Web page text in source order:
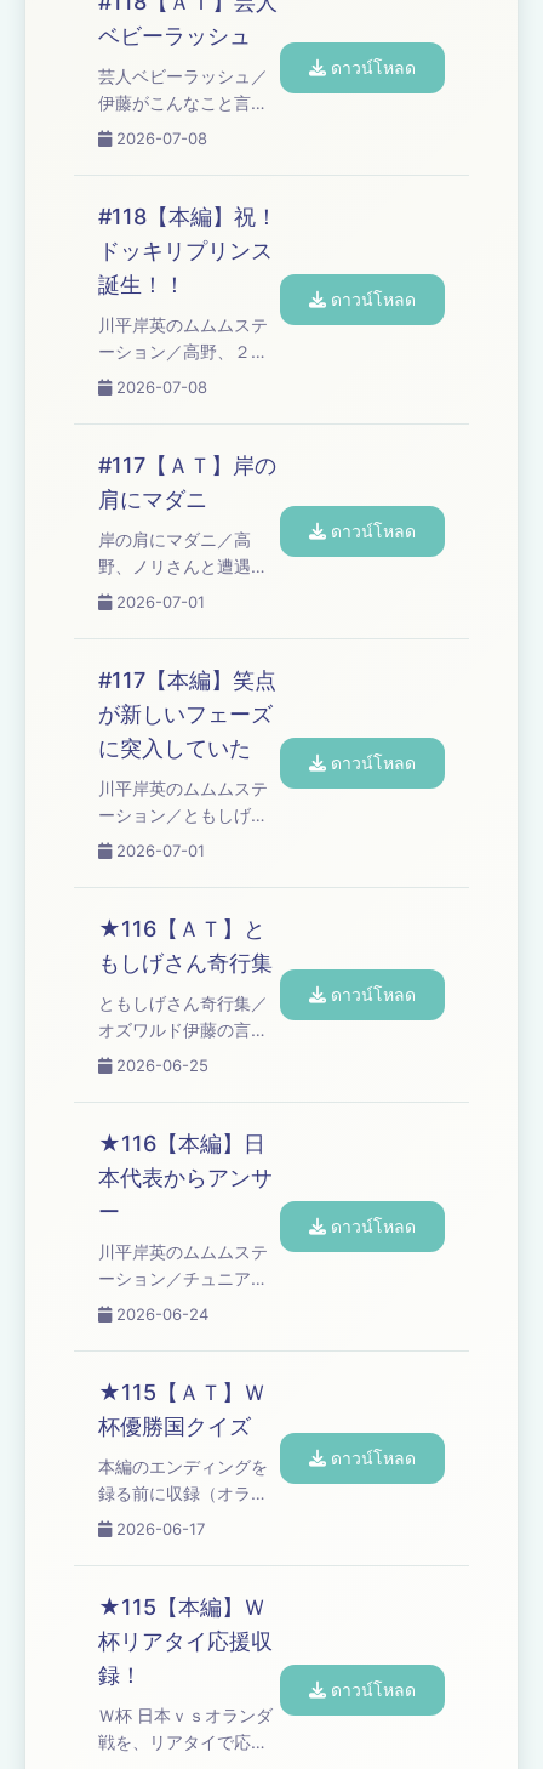
みかわさん、しんいち
さんからのお祝い／コ
ーナー「高野ブルドッ
グのブチギレ漫談」／
高野アディショナルタ
your ad choices. Visit
podcastchoices.com/adchoices
ベビーラッシュ
芸人ベビーラッシュ／
伊藤がこんなこと言っ
てました／コーナー
い訳」 Learn more
about your ad choices.
podcastchoices.com/adchoices
2026-07-08
ดาวน์โหลด
#118【本編】祝！
ドッキリプリンス
誕生！！
川平岸英のムムムステ
ーション／高野、２度
目のバナナムーン出演
／出産シーン再現／ビ
ッ喝出産／子供の名前
／これからＮＧになる
エピソード／コーナー
「高野正成のなんてっ
たって芸人魂!!」／高野
アディショナルタイム
ad choices. Visit
podcastchoices.com/adchoices
2026-07-08
ดาวน์โหลด
#117【ＡＴ】岸の
肩にマダニ
岸の肩にマダニ／高
野、ノリさんと遭遇／
コーナー「オズワルド
more about your ad
choices. Visit
podcastchoices.com/adchoices
2026-07-01
ดาวน์โหลด
#117【本編】笑点
が新しいフェーズ
に突入していた
川平岸英のムムムステ
ーション／ともしげさ
ん／笑点が新しいフェ
「ゴッドタン」での岸
のスタンス／コーナー
『高野ブルドッグのブ
チギレ漫談』／高野ア
ディショナルタイム
Learn more about your
ad choices. Visit
2026-07-01
ดาวน์โหลด
★116【ＡＴ】と
もしげさん奇行集
ともしげさん奇行集／
オズワルド伊藤の言い
訳 Learn more about
podcastchoices.com/adchoices
2026-06-25
ดาวน์โหลด
★116【本編】日
本代表からアンサ
ー
川平岸英のムムムステ
ーション／チュニア戦
はどこで観た？／日本
野園芸／日本一おもし
ろい大崎／コーナー
「高野正成のなんてっ
たって芸人魂!!」「プレ
イバック・ブタピエ
ロ」／高野アディショ
ナルタイム Learn more
Visit
podcastchoices.com/adchoices
2026-06-24
ดาวน์โหลด
★115【ＡＴ】Ｗ
杯優勝国クイズ
本編のエンディングを
録る前に収録（オラン
ダ戦後半の途中）／Ｗ
SUNDAYブレイク／コ
ーナー「オズワルド伊
藤の言い訳」 Learn
more about your ad
choices. Visit
podcastchoices.com/adchoices
2026-06-17
ดาวน์โหลด
★115【本編】Ｗ
杯リアタイ応援収
録！
Ｗ杯 日本ｖｓオランダ
戦を、リアタイで応援
ดาวน์โหลด